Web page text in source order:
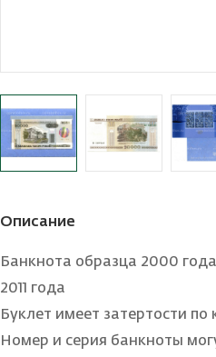
Описание
Банкнота образца 2000
2011 года
Буклет имеет затертости по
Номер и серия банкноты